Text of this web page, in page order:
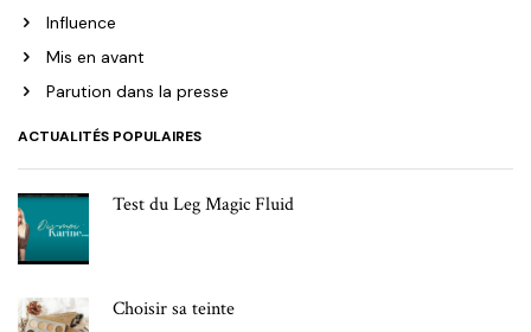
Influence
Mis en avant
Parution dans la presse
ACTUALITÉS POPULAIRES
Test du Leg Magic Fluid
Choisir sa teinte